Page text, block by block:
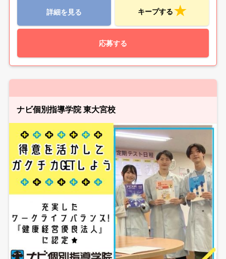
詳細を見る キープする
応募する
ナビ個別指導学院 東大宮校